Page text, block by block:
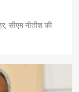
सीएम नीतीश की